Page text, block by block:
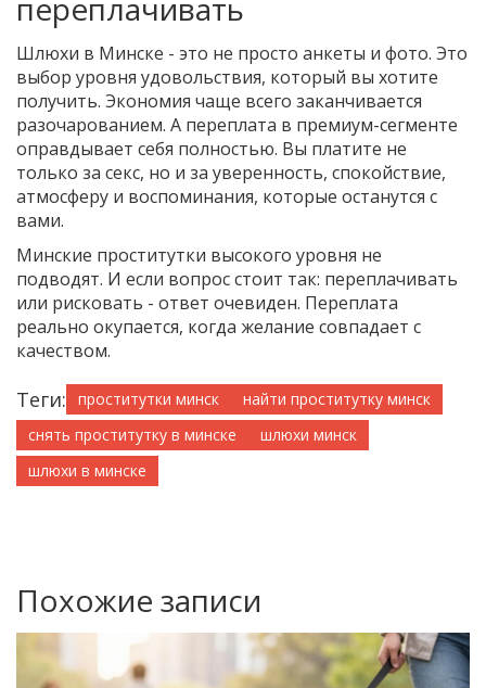
переплачивать
Шлюхи в Минске - это не просто анкеты и фото. Это
выбор уровня удовольствия, который вы хотите
получить. Экономия чаще всего заканчивается
разочарованием. А переплата в премиум-сегменте
оправдывает себя полностью. Вы платите не
только за секс, но и за уверенность, спокойствие,
атмосферу и воспоминания, которые останутся с
вами.
Минские проститутки высокого уровня не
подводят. И если вопрос стоит так: переплачивать
или рисковать - ответ очевиден. Переплата
реально окупается, когда желание совпадает с
качеством.
Теги: проститутки минск
найти проститутку минск
снять проститутку в минске
шлюхи минск
шлюхи в минске
Похожие записи